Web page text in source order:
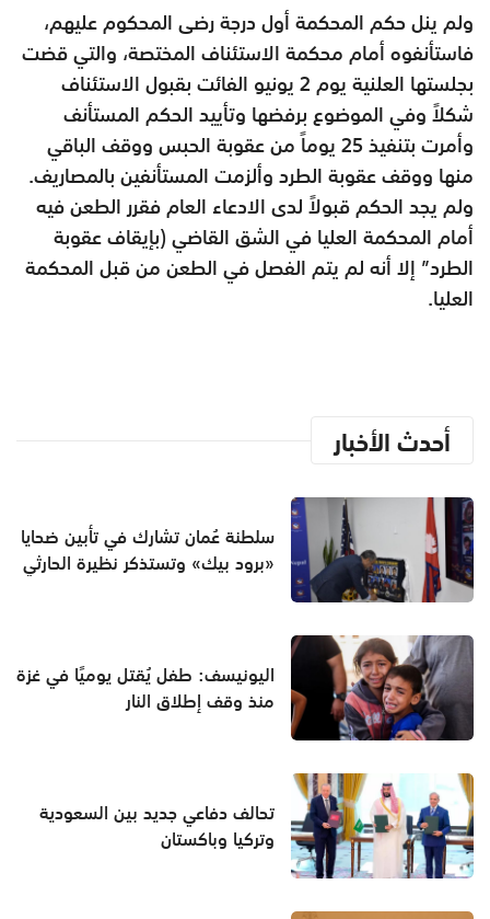
ولم ينل حكم المحكمة أول درجة رضى المحكوم عليهم،
فاستأنفوه أمام محكمة الاستئناف المختصة، والتي قضت
بجلستها العلنية يوم 2 يونيو الفائت بقبول الاستئناف
شكلاً وفي الموضوع برفضها وتأييد الحكم المستأنف
وأمرت بتنفيذ 25 يوماً من عقوبة الحبس ووقف الباقي
منها ووقف عقوبة الطرد وألزمت المستأنفين بالمصاريف.
ولم يجد الحكم قبولاً لدى الادعاء العام فقرر الطعن فيه
أمام المحكمة العليا في الشق القاضي (بإيقاف عقوبة
الطرد” إلا أنه لم يتم الفصل في الطعن من قبل المحكمة
العليا.
أحدث الأخبار
سلطنة عُمان تشارك في تأبين ضحايا
«برود بيك» وتستذكر نظيرة الحارثي
اليونيسف: طفل يُقتل يوميًا في غزة
منذ وقف إطلاق النار
تحالف دفاعي جديد بين السعودية
وتركيا وباكستان